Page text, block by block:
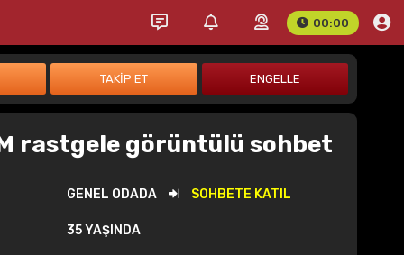
00:00
rastgele görüntülü sohbet
GENEL ODADA SOHBETE KATIL
35 YAŞINDA